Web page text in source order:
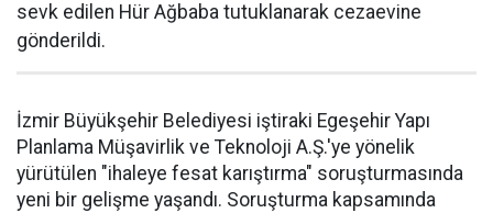
sevk edilen Hür Ağbaba tutuklanarak cezaevine
gönderildi.
İzmir Büyükşehir Belediyesi iştiraki Egeşehir Yapı
Planlama Müşavirlik ve Teknoloji A.Ş.'ye yönelik
yürütülen "ihaleye fesat karıştırma" soruşturmasında
yeni bir gelişme yaşandı. Soruşturma kapsamında